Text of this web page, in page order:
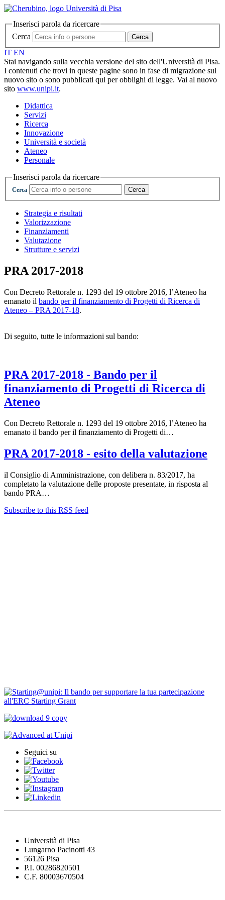
Inserisci parola da ricercare
Cerca
Cerca
IT EN
Stai navigando sulla vecchia versione del sito dell'Università di Pisa.
I contenuti che trovi in queste pagine sono in fase di migrazione sul
nuovo sito o sono pubblicati qui per obblighi di legge. Vai al nuovo
sito www.unipi.it.
Didattica
Servizi
Ricerca
Innovazione
Università e società
Ateneo
Personale
Inserisci parola da ricercare
Cerca Cerca
Strategia e risultati
Valorizzazione
Finanziamenti
Valutazione
Strutture e servizi
PRA 2017-2018
Con Decreto Rettorale n. 1293 del 19 ottobre 2016, l’Ateneo ha
emanato il bando per il finanziamento di Progetti di Ricerca di
Ateneo – PRA 2017-18.
Di seguito, tutte le informazioni sul bando:
PRA 2017-2018 - Bando per il
finanziamento di Progetti di Ricerca di
Ateneo
Con Decreto Rettorale n. 1293 del 19 ottobre 2016, l’Ateneo ha
emanato il bando per il finanziamento di Progetti di…
PRA 2017-2018 - esito della valutazione
il Consiglio di Amministrazione, con delibera n. 83/2017, ha
completato la valutazione delle proposte presentate, in risposta al
bando PRA…
Subscribe to this RSS feed
Seguici su
Università di Pisa
Lungarno Pacinotti 43
56126 Pisa
P.I. 00286820501
C.F. 80003670504